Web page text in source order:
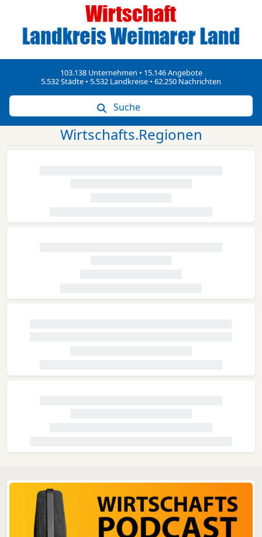
103.138 Unternehmen • 15.146 Angebote
5.532 Städte • 5.532 Landkreise • 62.250 Nachrichten
Suche
Wirtschafts.Regionen